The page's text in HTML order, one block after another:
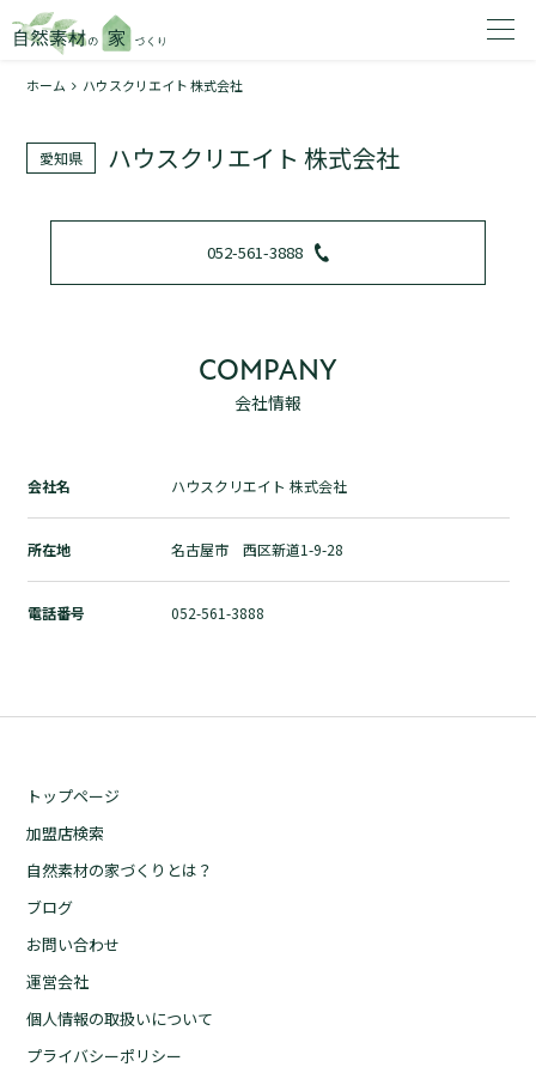
1
トップページ
加盟店検索
自然素材の家づくりとは？
ホーム ハウスクリエイト 株式会社
愛知県 ハウスクリエイト 株式会社
052-561-3888
COMPANY
会社情報
会社名 ハウスクリエイト 株式会社
所在地 名古屋市 西区新道1-9-28
電話番号 052-561-3888
トップページ
加盟店検索
自然素材の家づくりとは？
ブログ
お問い合わせ
運営会社
個人情報の取扱いについて
プライバシーポリシー